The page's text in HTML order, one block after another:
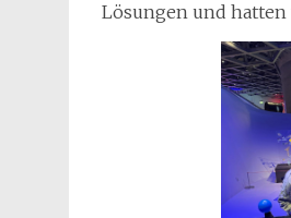
Lösungen und hatten